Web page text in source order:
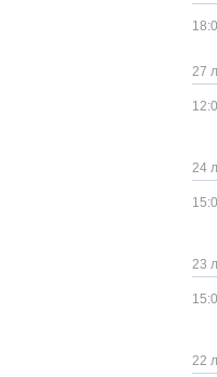
27
24
23
22